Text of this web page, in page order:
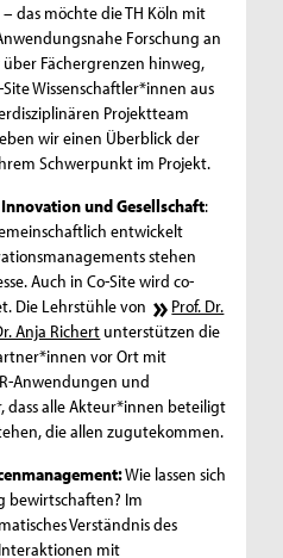
das möchte die TH Köln mit
Forschung an
Fächergrenzen hinweg,
Wissenschaftler*innen aus
Projektteam
wir einen Überblick der
Schwerpunkt im Projekt.
und Gesellschaft:
entwickelt
stehen
Auch in Co-Site wird co-
Die Lehrstühle von
Prof. Dr.
Anja Richert unterstützen die
vor Ort mit
Anwendungen und
dass alle Akteur*innen beteiligt
die allen zugutekommen.
Wie lassen sich
bewirtschaften? Im
Verständnis des
mit